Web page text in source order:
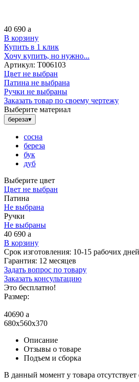
40 690 a
В корзину
Купить в 1 клик
Хочу купить, но нужно...
Артикул: Т006103
Цвет не выбран
Патина не выбрана
Ручки не выбраны
Заказать товар по своему чертежу
Выберите материал
береза▾
сосна
береза
бук
дуб
Выберите цвет
Цвет не выбран
Патина
Не выбрана
Ручки
Не выбраны
40 690 a
В корзину
Срок изготовления: 10-15 рабочих дней
Гарантия: 12 месяцев
Задать вопрос по товару
Заказать консультацию
Это бесплатно!
Размер:
40690 a
680x560x370
Описание
Отзывы о товаре
Подъем и сборка
В данный момент у товара отсутствует